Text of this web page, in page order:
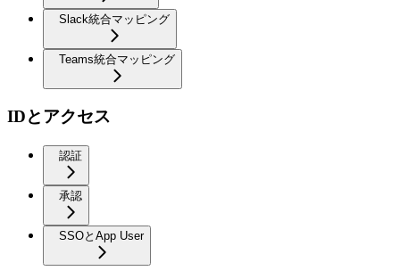
Slack統合マッピング
Teams統合マッピング
IDとアクセス
認証
承認
SSOとApp User